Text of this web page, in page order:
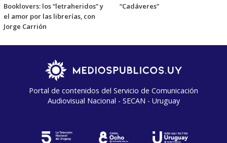
Booklovers: los “letraheridos” y
el amor por las librerías, con
Jorge Carrión
“Cadáveres”
Portal de contenidos del Servicio de Comunicación
Audiovisual Nacional - SECAN - Uruguay